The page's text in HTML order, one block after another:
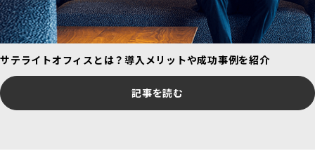
サテライトオフィスとは？導入メリットや成功事例を紹介
記事を読む